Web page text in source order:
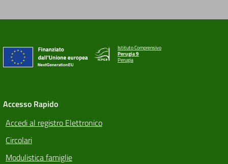
Istituto Comprensivo
Perugia 9
Perugia
Accesso Rapido
Accedi al registro Elettronico
Circolari
Modulistica famiglie